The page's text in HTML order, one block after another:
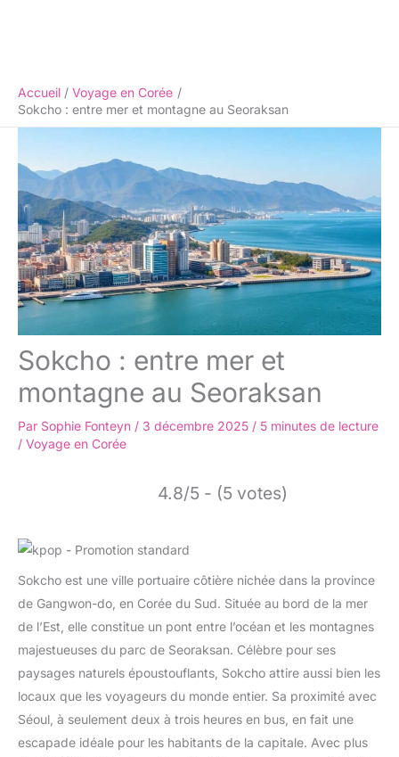
Accueil
Voyage en Corée
Sokcho : entre mer et montagne au Seoraksan
Sokcho : entre mer et
montagne au Seoraksan
Par Sophie Fonteyn / 3 décembre 2025 / 5 minutes de lecture
/ Voyage en Corée
4.8/5 - (5 votes)
Sokcho est une ville portuaire côtière nichée dans la province
de Gangwon-do, en Corée du Sud. Située au bord de la mer
de l’Est, elle constitue un pont entre l’océan et les montagnes
majestueuses du parc de Seoraksan. Célèbre pour ses
paysages naturels époustouflants, Sokcho attire aussi bien les
locaux que les voyageurs du monde entier. Sa proximité avec
Séoul, à seulement deux à trois heures en bus, en fait une
escapade idéale pour les habitants de la capitale. Avec plus